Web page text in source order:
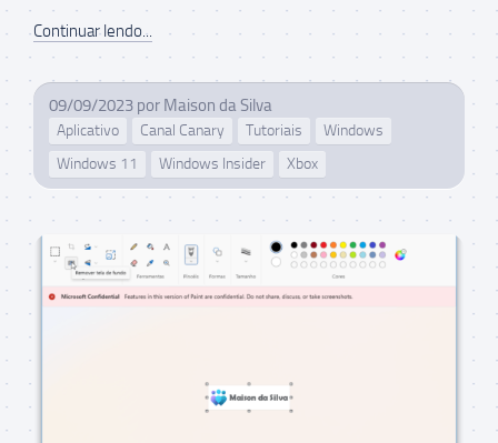
Continuar lendo...
09/09/2023 por Maison da Silva
Aplicativo Canal Canary Tutoriais
Windows
Windows 11
Windows Insider Xbox